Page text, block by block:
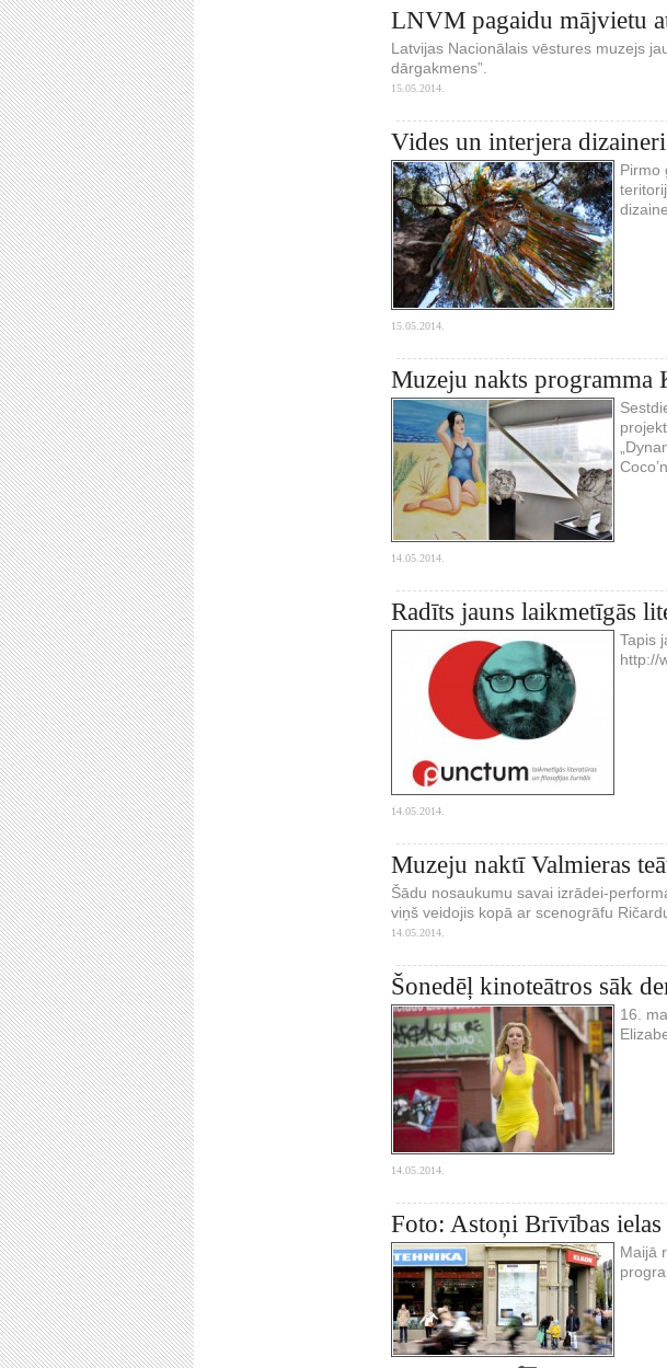
LNVM pagaidu mājvietu
Latvijas Nacionālais vēstures muzejs
dārgakmens”.
15.05.2014.
Vides un interjera
Pirmo
15.05.2014.
Muzeju nakts programma
14.05.2014.
Radīts jauns laikmetīgās
Tapis
http://
14.05.2014.
Muzeju naktī Valmieras
Šādu nosaukumu savai izrādei-
viņš veidojis kopā ar scenogrāfu
14.05.2014.
Šonedēļ kinoteātros sāk
16.
14.05.2014.
Foto: Astoņi Brīvības
Maijā